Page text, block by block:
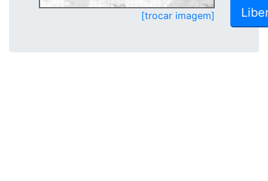
[trocar imagem]